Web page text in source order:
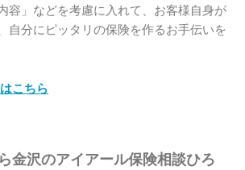
容」などを考慮に入れて、お客様自身が
自分にピッタリの保険を作るお手伝いを
こちら
金沢のアイアール保険相談ひろ